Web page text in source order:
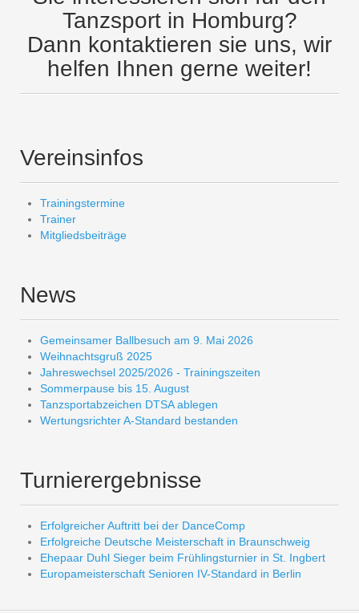
Tanzsport in Homburg?
Dann kontaktieren sie uns, wir
helfen Ihnen gerne weiter!
Vereinsinfos
Trainingstermine
Trainer
Mitgliedsbeiträge
News
Gemeinsamer Ballbesuch am 9. Mai 2026
Weihnachtsgruß 2025
Jahreswechsel 2025/2026 - Trainingszeiten
Sommerpause bis 15. August
Tanzsportabzeichen DTSA ablegen
Wertungsrichter A-Standard bestanden
Turnierergebnisse
Erfolgreicher Auftritt bei der DanceComp
Erfolgreiche Deutsche Meisterschaft in Braunschweig
Ehepaar Duhl Sieger beim Frühlingsturnier in St. Ingbert
Europameisterschaft Senioren IV-Standard in Berlin